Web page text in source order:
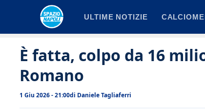
ULTIME NOTIZIE
È fatta, colpo da 16
Romano
1 Giu 2026 - 21:00di Daniele Tagliaferri